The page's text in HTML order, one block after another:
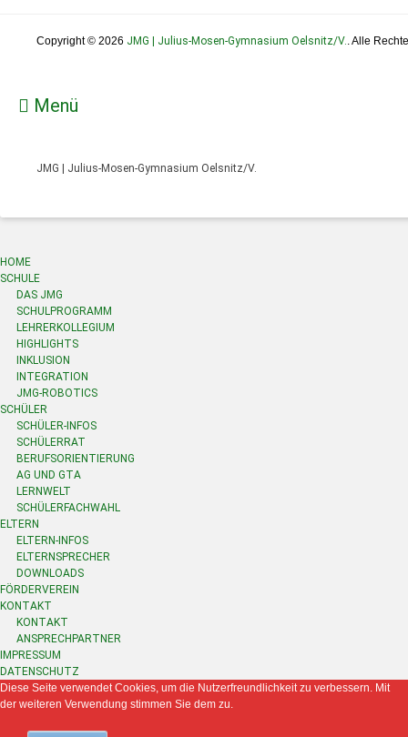
Menü
JMG | Julius-Mosen-Gymnasium Oelsnitz/V.
Copyright © 2026 JMG | Julius-Mosen-Gymnasium Oelsnitz/V. . Alle
HOME
SCHULE
DAS JMG
SCHULPROGRAMM
LEHRERKOLLEGIUM
HIGHLIGHTS
INKLUSION
INTEGRATION
JMG-ROBOTICS
SCHÜLER
SCHÜLER-INFOS
SCHÜLERRAT
BERUFSORIENTIERUNG
AG UND GTA
LERNWELT
SCHÜLERFACHWAHL
ELTERN
ELTERN-INFOS
ELTERNSPRECHER
DOWNLOADS
FÖRDERVEREIN
KONTAKT
KONTAKT
ANSPRECHPARTNER
IMPRESSUM
DATENSCHUTZ
Diese Seite verwendet Cookies, um die Nutzerfreundlichkeit zu verbessern. Mit
der weiteren Verwendung stimmen Sie dem zu.